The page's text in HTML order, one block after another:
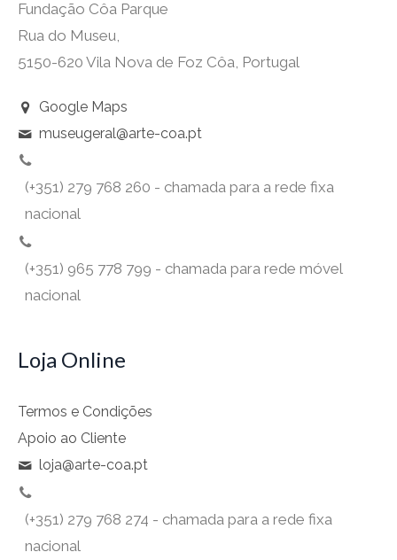
Fundação Côa Parque
Rua do Museu,
5150-620 Vila Nova de Foz Côa, Portugal
Google Maps
museugeral@arte-coa.pt
(+351) 279 768 260 - chamada para a rede fixa
nacional
(+351) 965 778 799 - chamada para rede móvel
nacional
Loja Online
Termos e Condições
Apoio ao Cliente
loja@arte-coa.pt
(+351) 279 768 274 - chamada para a rede fixa
nacional